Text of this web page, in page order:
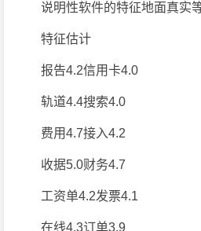
说明性软件的特征地面真实
特征估计
报告4.2信用卡4.0
轨道4.4搜索4.0
费用4.7接入4.2
收据5.0财务4.7
工资单4.2发票4.1
在线4.3订单3.9